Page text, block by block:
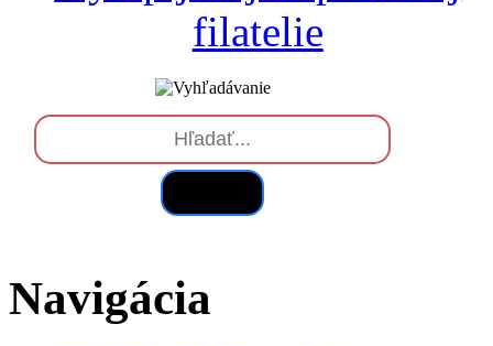
filatelie
Navigácia